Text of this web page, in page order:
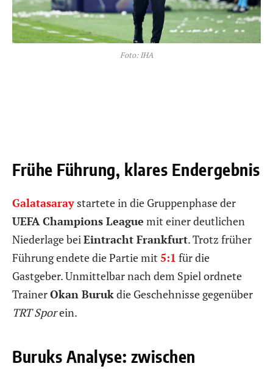
Foto: IHA
Frühe Führung, klares Endergebnis
Galatasaray startete in die Gruppenphase der
UEFA Champions League mit einer deutlichen
Niederlage beiEintracht Frankfurt. Trotz früher
Führung endete die Partie mit 5:1 für die
Gastgeber. Unmittelbar nach dem Spiel ordnete
TrainerOkan Burukdie Geschehnisse gegenüber
TRT Sporein.
Buruks Analyse: zwischen